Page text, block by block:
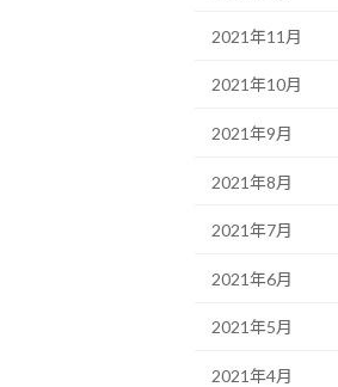
2021年11月
2021年10月
2021年9月
2021年8月
2021年7月
2021年6月
2021年5月
2021年4月